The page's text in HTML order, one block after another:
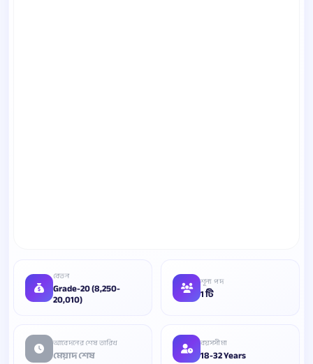
বেতন
Grade-20 (8,250-
20,010)
শূন্য পদ
1 টি
আবেদনের শেষ তারিখ
মেয়াদ শেষ
বয়সসীমা
18-32 Years